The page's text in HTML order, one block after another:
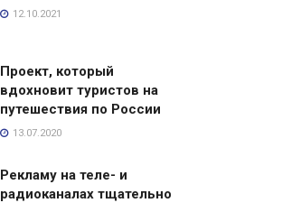
12.10.2021
Проект, который
вдохновит туристов на
путешествия по России
13.07.2020
Рекламу на теле- и
радиоканалах тщательно